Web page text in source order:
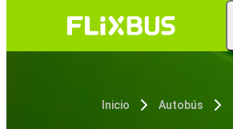
Inicio Autobús